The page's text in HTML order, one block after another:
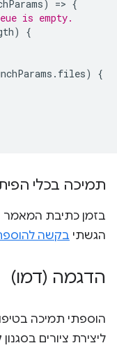
) => {
is empty.
)
{
. files)
{
תמיכה בכלי
בזמן כתיבת המאמר
הגשתי בקשה
הדגמה (דמו)
הוספתי תמיכה
ליצירת ציורים